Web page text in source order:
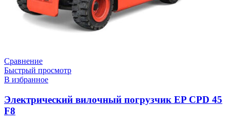
Сравнение
Быстрый просмотр
В избранное
Электрический вилочный погрузчик EP CPD 45
F8